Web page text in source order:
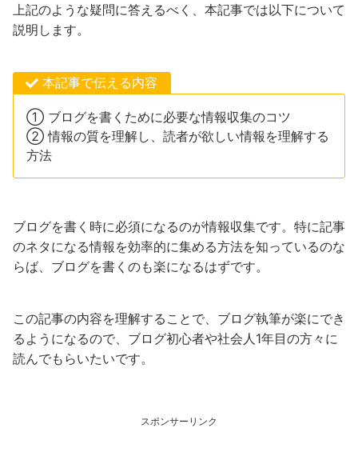
上記のような疑問に答えるべく、本記事では以下について
説明します。
本記事で伝える内容
① ブログを書くために必要な情報収集のコツ
② 情報の質を理解し、読者が欲しい情報を理解する
方法
ブログを書く時に必須になるのが情報収集です。特に記事
のネタになる情報を効率的に集める方法を知っているのな
らば、ブログを書くのも楽になるはずです。
この記事の内容を理解することで、ブログ執筆が楽にでき
るようになるので、ブログ初心者や社会人1年目の方々に
読んでもらいたいです。
スポンサーリンク